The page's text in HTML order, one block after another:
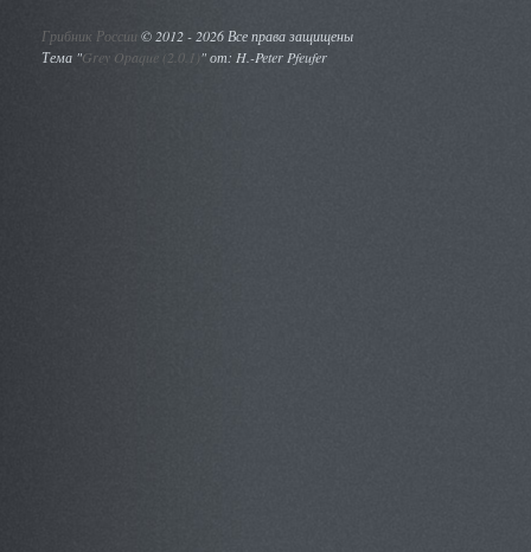
Грибник России ©2012 - 2026 Все права защищены
Тема "Grey Opaque (2.0.1)" от: H.-Peter Pfeufer